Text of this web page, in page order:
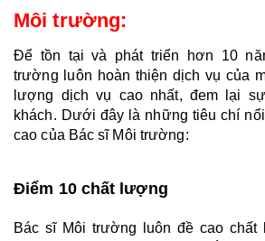
Môi trường:
Để tồn tại và phát triển hơn 10
trường luôn hoàn thiện dịch vụ của
lượng dịch vụ cao nhất, đem lại
khách. Dưới đây là những tiêu chí
cao của Bác sĩ Môi trường:
Điểm 10 chất lượng
Bác sĩ Môi trường luôn đề cao